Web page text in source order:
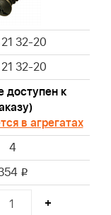
32-20
32-20
доступен к
в агрегатах
4
i
+